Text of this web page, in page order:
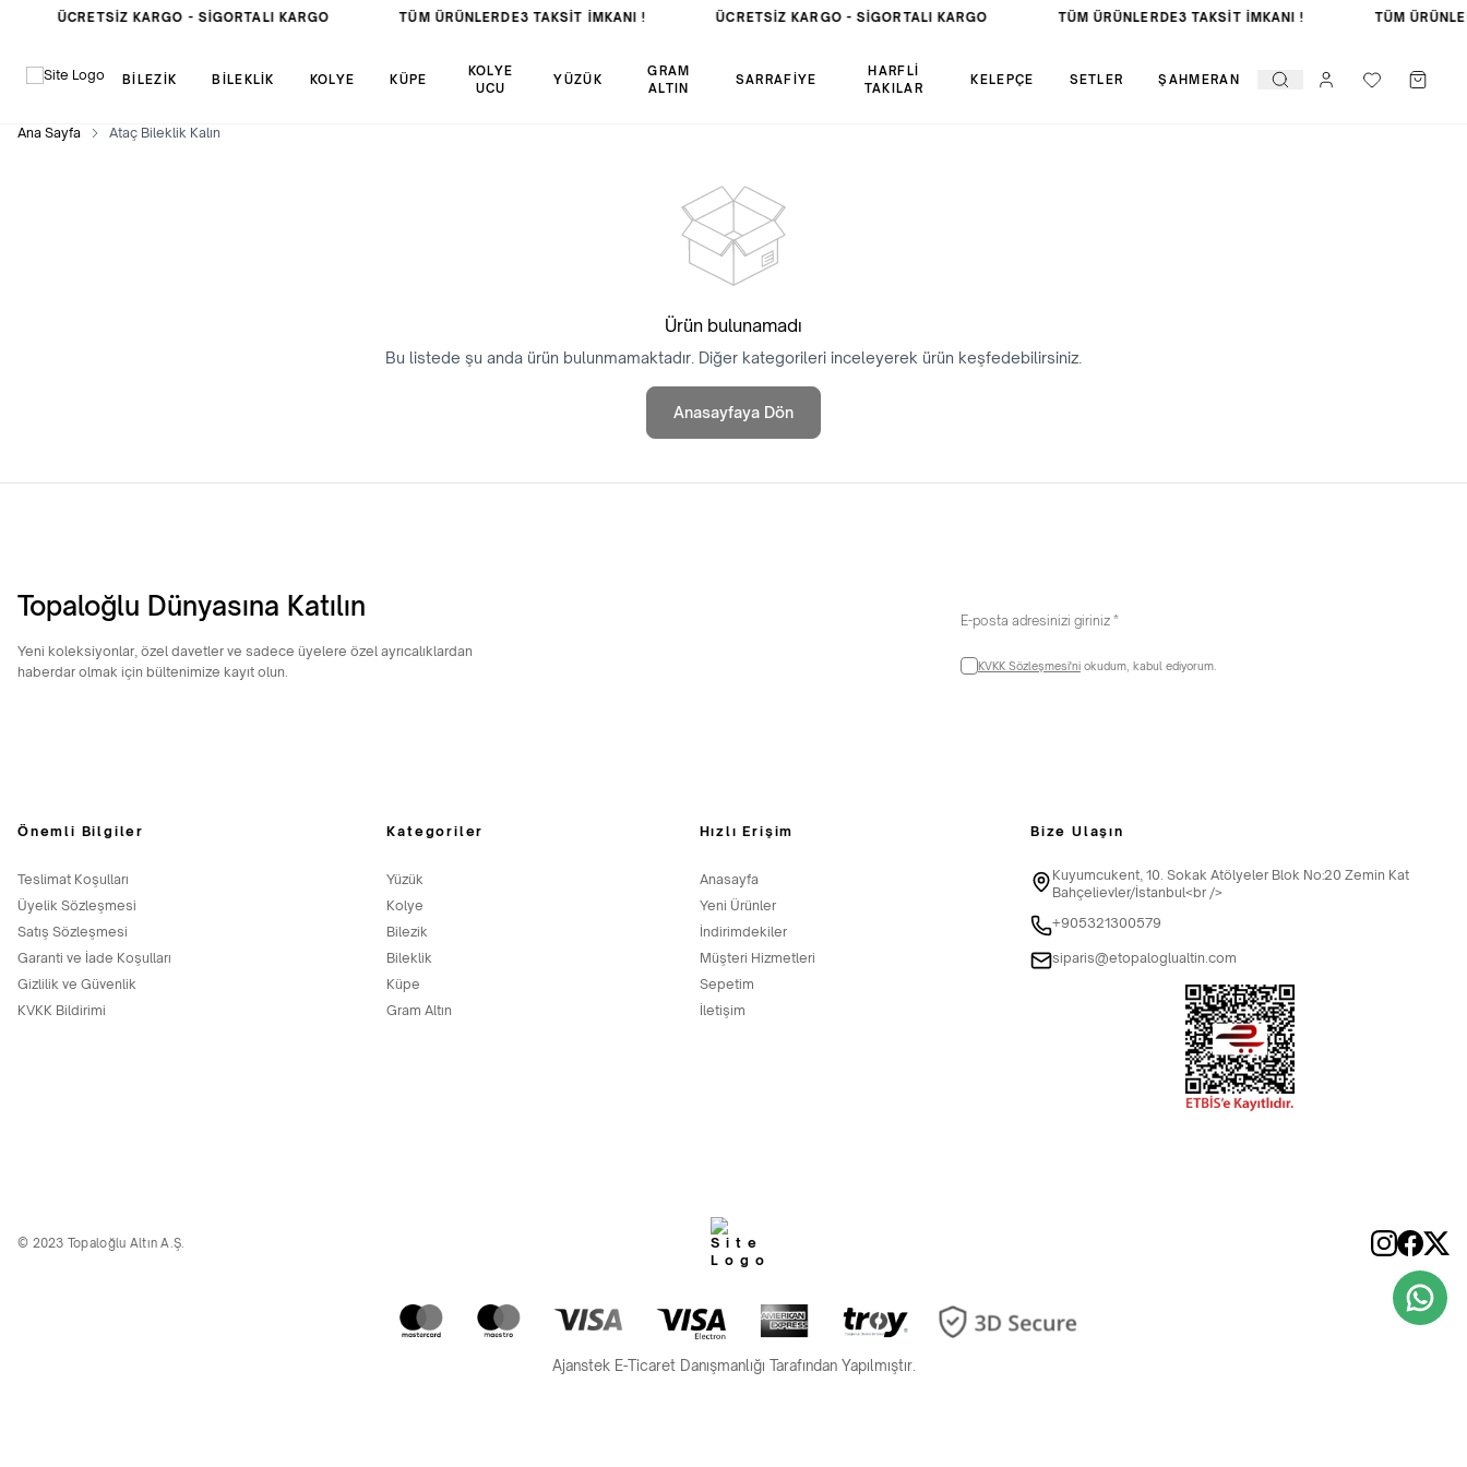
ÜCRETSIZ KARGO -SIGORTALI KARGO TÜM ÜRÜNLERDE3 TAKSİT İMKANI ! ÜCRETSIZ KARGO -SIGORTALI KARGO TÜM ÜRÜNLERDE3 TAKSİT İMKANI ! TÜM
BİLEZİK BİLEKLİK KOLYE KÜPE
KOLYE
UCU
YÜZÜK
GRAM
ALTIN
SARRAFİYE
HARFLİ
TAKILAR
KELEPÇE SETLER ŞAHMERAN
Ana Sayfa Ataç Bileklik Kalın
Ürün bulunamadı
Bu listede şu anda ürün bulunmamaktadır. Diğer kategorileri inceleyerek ürün keşfedebilirsiniz.
Anasayfaya Dön
Topaloğlu Dünyasına Katılın
Yeni koleksiyonlar, özel davetler ve sadece üyelere özel ayrıcalıklardan
haberdar olmak için bültenimize kayıt olun.
KVKK Sözleşmesi'ni okudum, kabul ediyorum.
Önemli Bilgiler
Teslimat Koşulları
Üyelik Sözleşmesi
Satış Sözleşmesi
Garanti ve İade Koşulları
Gizlilik ve Güvenlik
KVKK Bildirimi
Kategoriler
Yüzük
Kolye
Bilezik
Bileklik
Küpe
Gram Altın
Hızlı Erişim
Anasayfa
Yeni Ürünler
İndirimdekiler
Müşteri Hizmetleri
Sepetim
İletişim
Bize Ulaşın
Kuyumcukent, 10. Sokak Atölyeler Blok No:20 Zemin Kat
Bahçelievler/İstanbul<br />
+905321300579
siparis@etopaloglualtin.com
© 2023 Topaloğlu Altın A.Ş.
Ajanstek E-Ticaret Danışmanlığı Tarafından Yapılmıştır.